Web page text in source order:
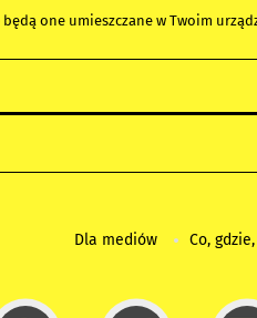
one umieszczane w Twoim
Dla mediów Co,